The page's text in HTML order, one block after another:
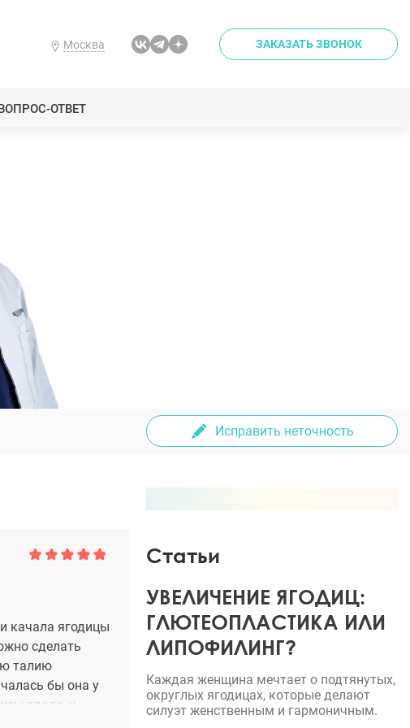
Москва ЗАКАЗАТЬ ЗВОНОК
ОТВЕТ
Исправить неточность
качала ягодицы
сделать
талию
бы она у
сдала, к
дней нельзя,
Статьи
УВЕЛИЧЕНИЕ ЯГОДИЦ:
ГЛЮТЕОПЛАСТИКА ИЛИ
ЛИПОФИЛИНГ?
Каждая женщина мечтает о подтянутых,
округлых ягодицах, которые делают
силуэт женственным и гармоничным.